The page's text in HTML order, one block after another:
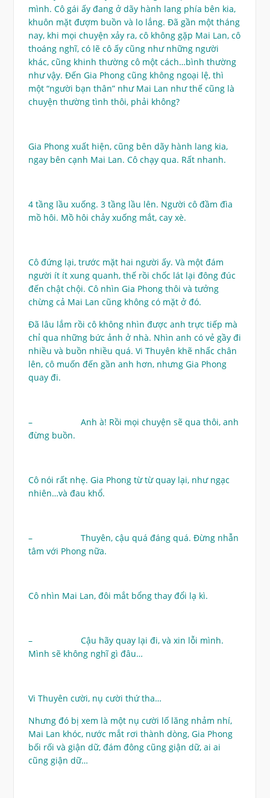
mình. Cô gái ấy đang ở dãy hành lang phía bên kia,
khuôn mặt đượm buồn và lo lắng. Đã gần một tháng
nay, khi mọi chuyện xảy ra, cô không gặp Mai Lan, cô
thoáng nghĩ, có lẽ cô ấy cũng như những người
khác, cũng khinh thường cô một cách…bình thường
như vậy. Đến Gia Phong cũng không ngoại lệ, thì
một “người bạn thân” như Mai Lan như thế cũng là
chuyện thường tình thôi, phải không?
Gia Phong xuất hiện, cũng bên dãy hành lang kia,
ngay bên cạnh Mai Lan. Cô chạy qua. Rất nhanh.
4 tầng lầu xuống. 3 tầng lầu lên. Người cô đầm đìa
mồ hôi. Mồ hôi chảy xuống mắt, cay xè.
Cô đứng lại, trước mặt hai người ấy. Và một đám
người ít ít xung quanh, thế rồi chốc lát lại đông đúc
đến chật chội. Cô nhìn Gia Phong thôi và tưởng
chừng cả Mai Lan cũng không có mặt ở đó.
Đã lâu lắm rồi cô không nhìn được anh trực tiếp mà
chỉ qua những bức ảnh ở nhà. Nhìn anh có vẻ gầy đi
nhiều và buồn nhiều quá. Vi Thuyên khẽ nhấc chân
lên, cô muốn đến gần anh hơn, nhưng Gia Phong
quay đi.
– Anh à! Rồi mọi chuyện sẽ qua thôi, anh
đừng buồn.
Cô nói rất nhẹ. Gia Phong từ từ quay lại, như ngạc
nhiên…và đau khổ.
– Thuyên, cậu quá đáng quá. Đừng nhẫn
tâm với Phong nữa.
Cô nhìn Mai Lan, đôi mắt bổng thay đổi lạ kì.
– Cậu hãy quay lại đi, và xin lỗi mình.
Mình sẽ không nghĩ gì đâu…
Vi Thuyên cười, nụ cười thứ tha…
Nhưng đó bị xem là một nụ cười lố lăng nhảm nhí,
Mai Lan khóc, nước mắt rơi thành dòng, Gia Phong
bối rối và giận dữ, đám đông cũng giận dữ, ai ai
cũng giận dữ…